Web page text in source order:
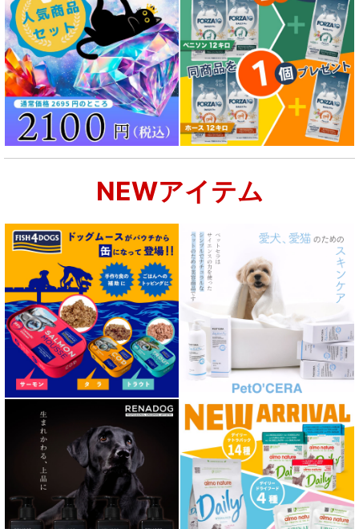
シニア犬用フード for DOG
食物アレルギー対応 ドッグフード
腎臓ケア対応ドッグフード
肝臓ケア対応ドッグフード
肥満ケア対応 フード for DOG
泌尿器ケア対応 フード for DOG
胃腸ケア対応 フード for DOG
口腔内・喉ケア対応商品 犬用
心臓ケア対応ドッグフード
皮膚・被毛ケア対応 フード for DOG
NEWアイテム